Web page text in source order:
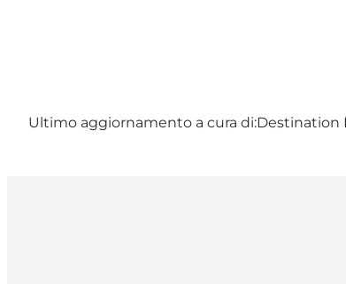
Ultimo aggiornamento a cura di:Destination